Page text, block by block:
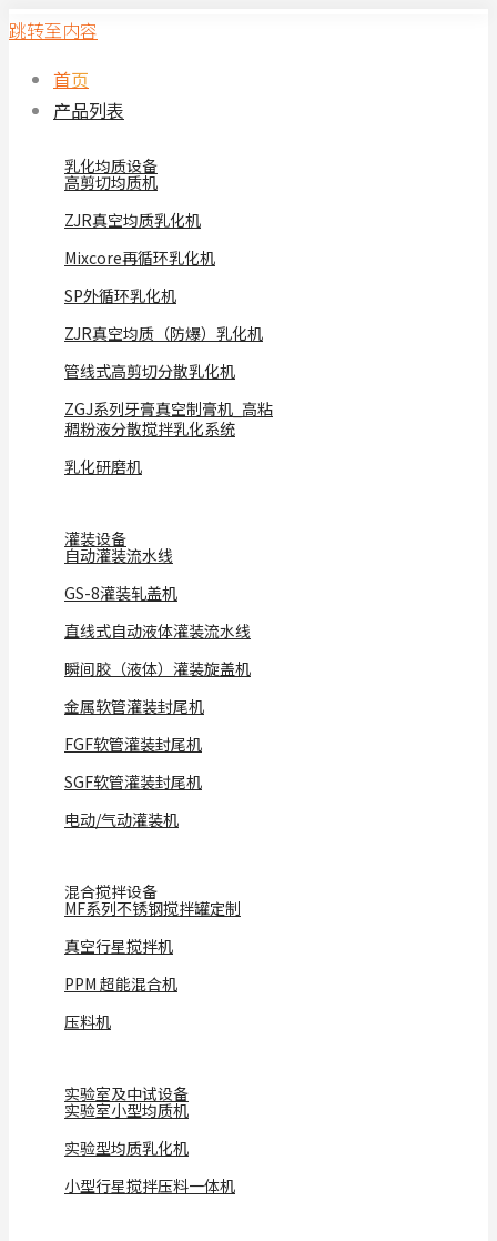
跳转至内容
首页
产品列表
乳化均质设备
高剪切均质机
ZJR真空均质乳化机
Mixcore再循环乳化机
SP外循环乳化机
ZJR真空均质（防爆）乳化机
管线式高剪切分散乳化机
ZGJ系列牙膏真空制膏机_高粘
稠粉液分散搅拌乳化系统
乳化研磨机
灌装设备
自动灌装流水线
GS-8灌装轧盖机
直线式自动液体灌装流水线
瞬间胶（液体）灌装旋盖机
金属软管灌装封尾机
FGF软管灌装封尾机
SGF软管灌装封尾机
电动/气动灌装机
混合搅拌设备
MF系列不锈钢搅拌罐定制
真空行星搅拌机
PPM 超能混合机
压料机
实验室及中试设备
实验室小型均质机
实验型均质乳化机
小型行星搅拌压料一体机